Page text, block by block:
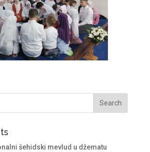
šehidski mevlud u džematu